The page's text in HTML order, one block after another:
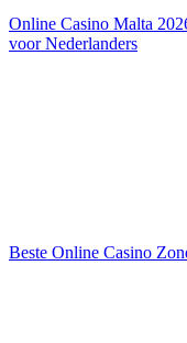
Online Casino Malta
voor Nederlanders
Beste Online Casino